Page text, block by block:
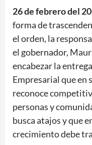
26 de febrero del
forma de
el orden, la
el gobernador,
encabezar la
Empresarial que en
reconoce
personas y
busca atajos y que
crecimiento debe